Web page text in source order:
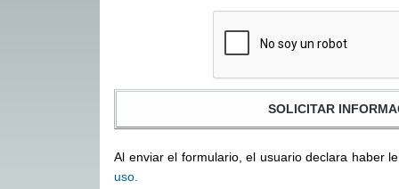
Al enviar el formulario, el usuario declara haber
uso.